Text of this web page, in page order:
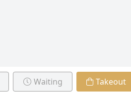
Waiting Takeout